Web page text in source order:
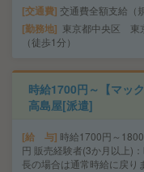
交通費 交通費全額支給（
勤務地
東京都中央区 東
（徒歩1分）
時給1700円～【マッ
高島屋[派遣]
給 与 時給1700円～
円 販売経験者(3か月以上)
長の場合は通常時給に戻り